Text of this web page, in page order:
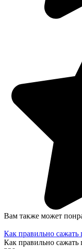
Вам также может
Как правильно сажать
Как правильно сажать